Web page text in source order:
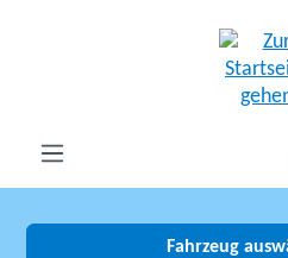
Fahrzeug